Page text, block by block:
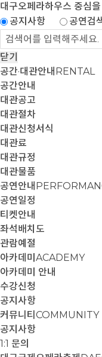
대구오페라하우스 중심
공지사항
공연검
닫기
공간·대관안내 RENTAL
공간안내
대관공고
대관절차
대관신청서식
대관료
대관규정
대관물품
공연안내
공연일정
티켓안내
좌석배치도
관람예절
아카데미 ACADEMY
아카데미 안내
수강신청
공지사항
커뮤니티 COMMUNITY
공지사항
1:1 문의